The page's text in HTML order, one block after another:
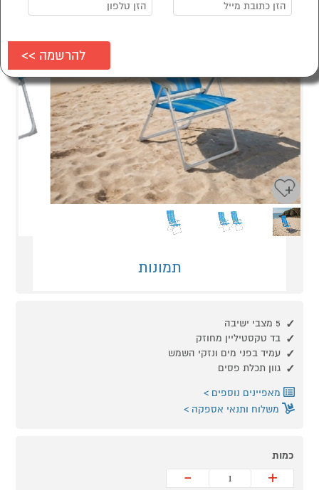
תמונות
5 מצבי ישיבה
בד טקסטיליין מחוזק
עמיד בפני מים ונזקי השמש
גוון תכלת פסים
מאפיינים נוספים
משלוח ותנאי אספקה
כמות
+
-